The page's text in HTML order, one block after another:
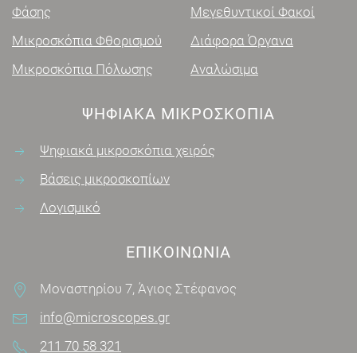
Φάσης
Μικροσκόπια Φθορισμού
Μικροσκόπια Πόλωσης
Μεγεθυντικοί Φακοί
Διάφορα Όργανα
Αναλώσιμα
ΨΗΦΙΑΚΑ ΜΙΚΡΟΣΚΌΠΙΑ
Ψηφιακά μικροσκόπια χειρός
Βάσεις μικροσκοπίων
Λογισμικό
ΕΠΙΚΟΙΝΩΝΊΑ
Μοναστηρίου 7, Άγιος Στέφανος
info@microscopes.gr
211 70 58 321